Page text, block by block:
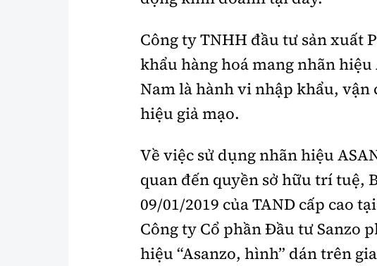
Công ty TNHH đầu tư sản xuất
khẩu hàng hoá mang nhãn
Nam là hành vi nhập khẩu, vận
hiệu giả mạo.
Về việc sử dụng nhãn hiệu
quan đến quyền sở hữu trí tuệ,
09/01/2019 của TAND cấp cao
Công ty Cổ phần Đầu tư Sanzo
hiệu “Asanzo, hình” dán trên